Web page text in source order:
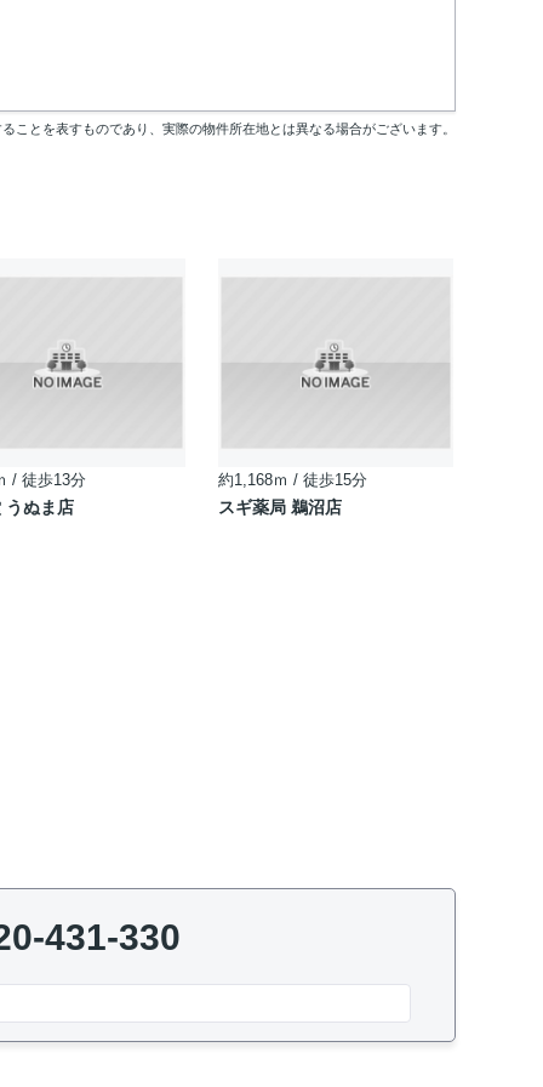
ことを表すものであり、実際の物件所在地とは異なる場合がございます。
/ 徒歩13分
うぬま店
約1,168ｍ / 徒歩15分
スギ薬局 鵜沼店
431-330